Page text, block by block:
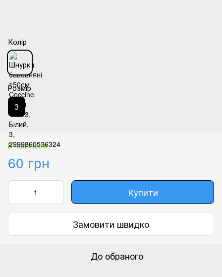
Колір
Розмір
3
В наявності
60 грн
Купити
Замовити швидко
До обраного